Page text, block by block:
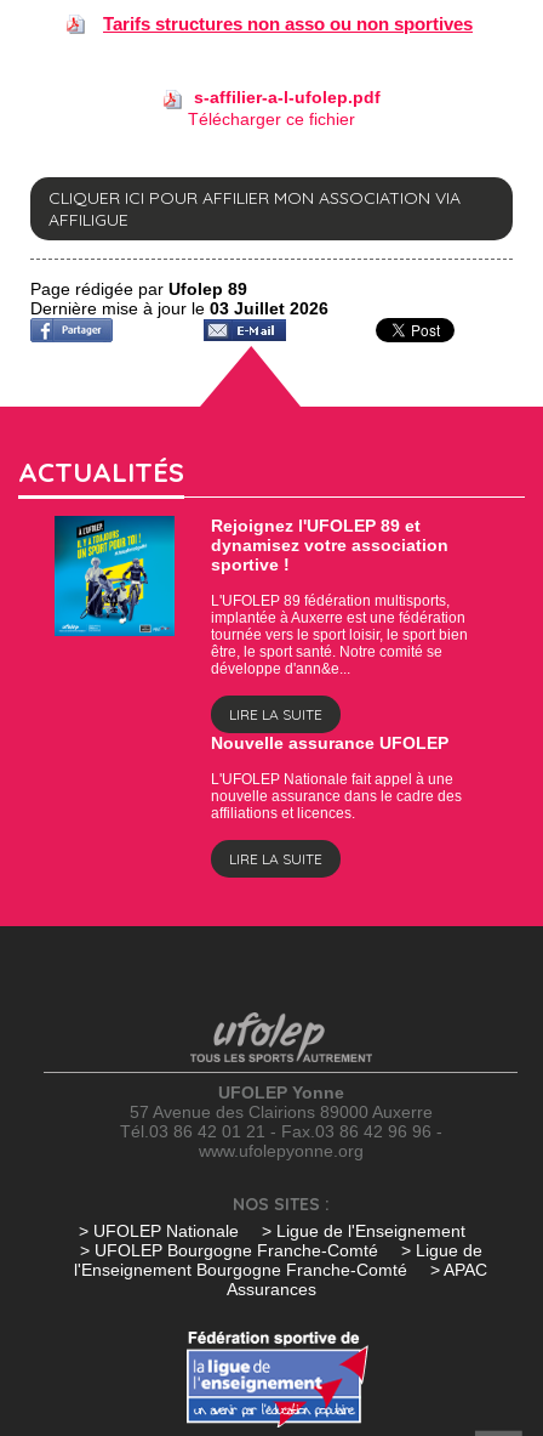
Tarifs structures non asso ou non sportives
s-affilier-a-l-ufolep.pdf
Télécharger ce fichier
CLIQUER ICI POUR AFFILIER MON ASSOCIATION VIA
AFFILIGUE
Page rédigée par Ufolep 89
Dernière mise à jour le 03 Juillet 2026
ACTUALITÉS
Rejoignez l'UFOLEP 89 et
dynamisez votre association
sportive !
L'UFOLEP 89 fédération multisports,
implantée à Auxerre est une fédération
tournée vers le sport loisir, le sport bien
être, le sport santé. Notre comité se
développe d'ann&e...
LIRE LA SUITE
Nouvelle assurance UFOLEP
L'UFOLEP Nationale fait appel à une
nouvelle assurance dans le cadre des
affiliations et licences.
LIRE LA SUITE
UFOLEP Yonne
57 Avenue des Clairions 89000 Auxerre
Tél.03 86 42 01 21 - Fax.03 86 42 96 96 -
www.ufolepyonne.org
NOS SITES :
> UFOLEP Nationale
> Ligue de l'Enseignement
> UFOLEP Bourgogne Franche-Comté
> Ligue de
l'Enseignement Bourgogne Franche-Comté
> APAC
Assurances